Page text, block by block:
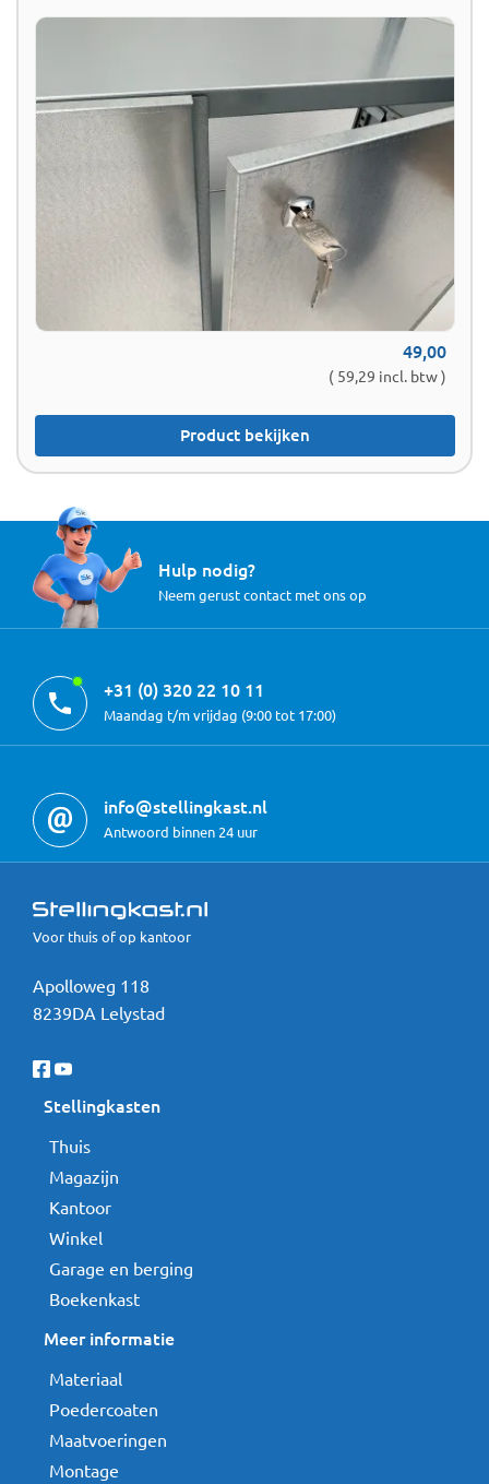
49,00
( 59,29 incl. btw )
Product bekijken
Hulp nodig?
Neem gerust contact met ons op
+31 (0) 320 22 10 11
Maandag t/m vrijdag (9:00 tot 17:00)
info@stellingkast.nl
Antwoord binnen 24 uur
Voor thuis of op kantoor
Apolloweg 118
8239DA Lelystad
Stellingkasten
Thuis
Magazijn
Kantoor
Winkel
Garage en berging
Boekenkast
Meer informatie
Materiaal
Poedercoaten
Maatvoeringen
Montage